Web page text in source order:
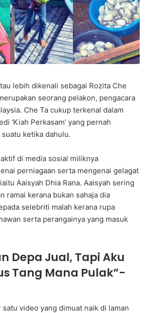
lebih dikenali sebagai Rozita Che
seorang pelakon, pengacara
Che Ta cukup terkenal dalam
‘Kiah Perkasam’ yang pernah
ketika dahulu.
di media sosial miliknya
perniagaan serta mengenai gelagat
Aaisyah Dhia Rana. Aaisyah sering
ramai kerana bukan sahaja dia
selebriti malah kerana rupa
serta perangainya yang masuk
Depa Jual, Tapi Aku
Tang Mana Pulak”-
video yang dimuat naik di laman